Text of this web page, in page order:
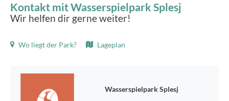
Kontakt mit Wasserspielpark Splesj
Wir helfen dir gerne weiter!
Wo liegt der Park? Lageplan
Wasserspielpark Splesj